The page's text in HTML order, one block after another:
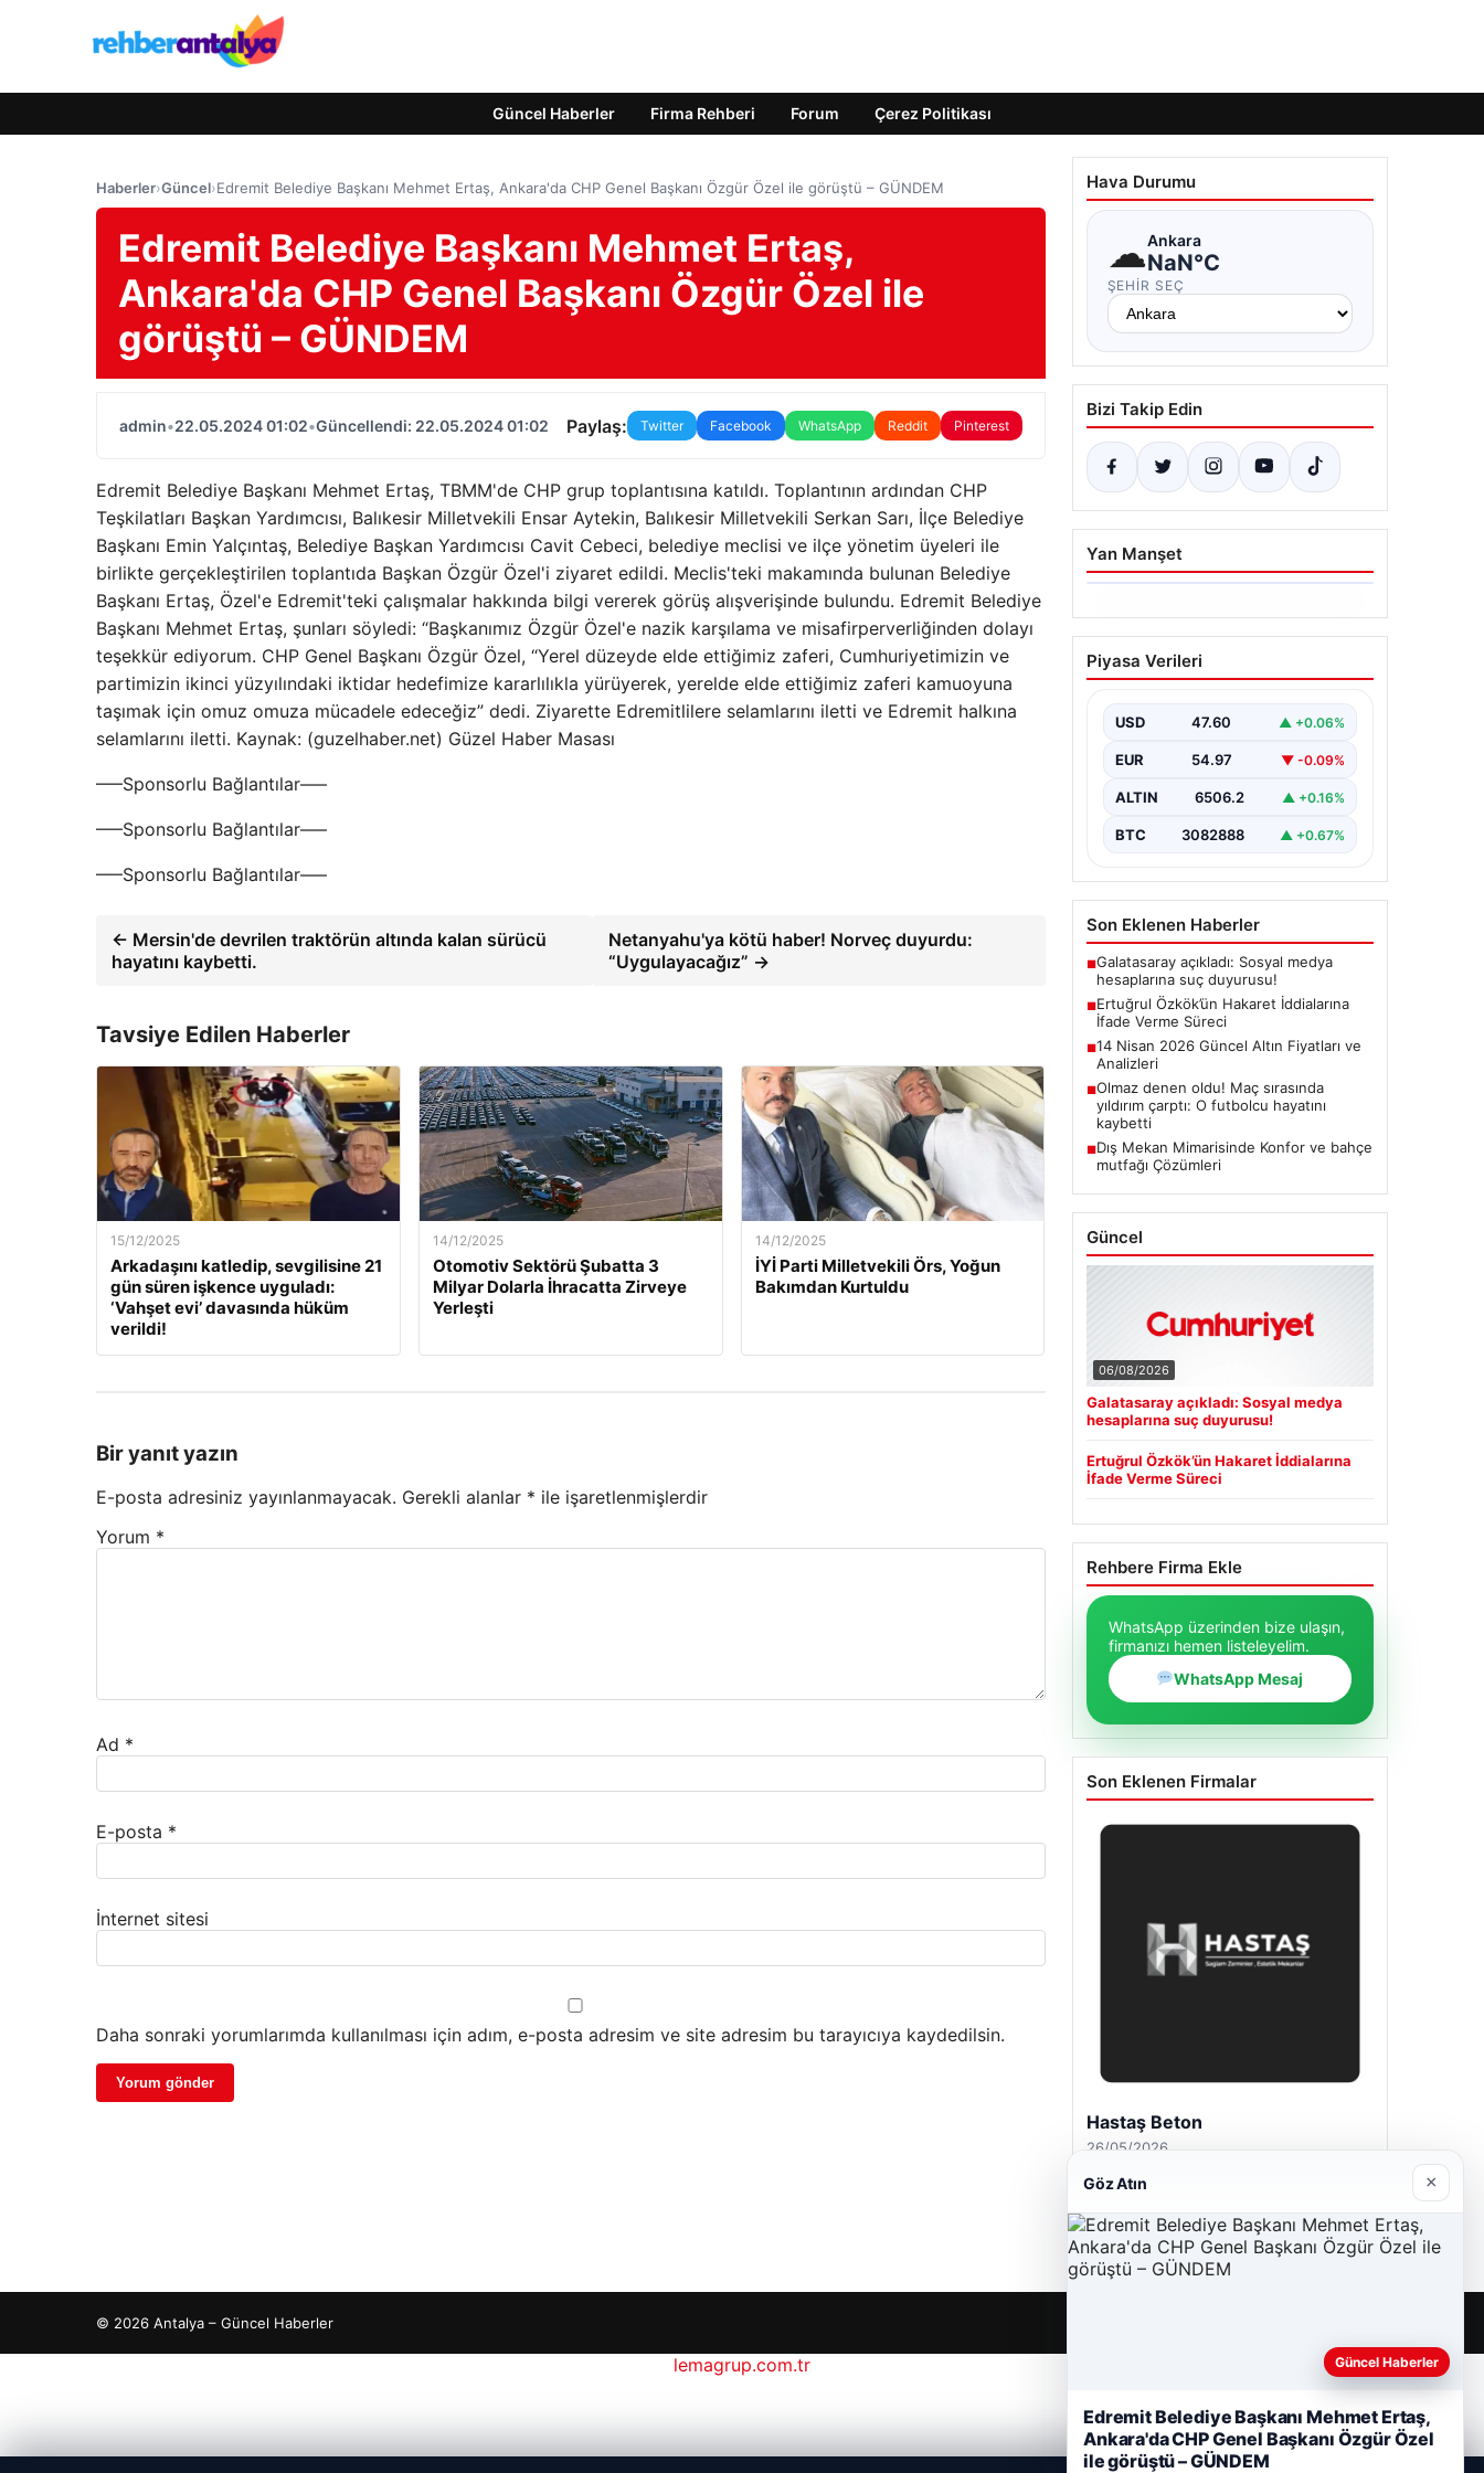
Güncel Haberler Firma Rehberi Forum Çerez Politikası
Haberler›Güncel›Edremit Belediye Başkanı Mehmet Ertaş, Ankara'da CHP Genel Başkanı Özgür Özel ile görüştü – GÜNDEM
Edremit Belediye Başkanı Mehmet Ertaş,
Ankara'da CHP Genel Başkanı Özgür Özel ile
görüştü – GÜNDEM
admin•22.05.2024 01:02•Güncellendi: 22.05.2024 01:02 Paylaş: Twitter Facebook WhatsApp Reddit Pinterest
Edremit Belediye Başkanı Mehmet Ertaş, TBMM'de CHP grup toplantısına katıldı. Toplantının ardından CHP
Teşkilatları Başkan Yardımcısı, Balıkesir Milletvekili Ensar Aytekin, Balıkesir Milletvekili Serkan Sarı, İlçe Belediye
Başkanı Emin Yalçıntaş, Belediye Başkan Yardımcısı Cavit Cebeci, belediye meclisi ve ilçe yönetim üyeleri ile
birlikte gerçekleştirilen toplantıda Başkan Özgür Özel'i ziyaret edildi. Meclis'teki makamında bulunan Belediye
Başkanı Ertaş, Özel'e Edremit'teki çalışmalar hakkında bilgi vererek görüş alışverişinde bulundu. Edremit Belediye
Başkanı Mehmet Ertaş, şunları söyledi: “Başkanımız Özgür Özel'e nazik karşılama ve misafirperverliğinden dolayı
teşekkür ediyorum. CHP Genel Başkanı Özgür Özel, “Yerel düzeyde elde ettiğimiz zaferi, Cumhuriyetimizin ve
partimizin ikinci yüzyılındaki iktidar hedefimize kararlılıkla yürüyerek, yerelde elde ettiğimiz zaferi kamuoyuna
taşımak için omuz omuza mücadele edeceğiz” dedi. Ziyarette Edremitlilere selamlarını iletti ve Edremit halkına
selamlarını iletti. Kaynak: (guzelhaber.net) Güzel Haber Masası
—–Sponsorlu Bağlantılar—–
—–Sponsorlu Bağlantılar—–
—–Sponsorlu Bağlantılar—–
← Mersin'de devrilen traktörün altında kalan sürücü
hayatını kaybetti.
Netanyahu'ya kötü haber! Norveç duyurdu:
“Uygulayacağız” →
Tavsiye Edilen Haberler
15/12/2025
Arkadaşını katledip, sevgilisine 21
gün süren işkence uyguladı:
‘Vahşet evi’ davasında hüküm
verildi!
14/12/2025
Otomotiv Sektörü Şubatta 3
Milyar Dolarla İhracatta Zirveye
Yerleşti
14/12/2025
İYİ Parti Milletvekili Örs, Yoğun
Bakımdan Kurtuldu
Bir yanıt yazın
E-posta adresiniz yayınlanmayacak. Gerekli alanlar * ile işaretlenmişlerdir
Yorum *
Ad *
E-posta *
İnternet sitesi
Daha sonraki yorumlarımda kullanılması için adım, e-posta adresim ve site adresim bu tarayıcıya kaydedilsin.
Hava Durumu
☁Ankara
NaN°C
ŞEHIR SEÇ
Bizi Takip Edin
Yan Manşet
06.08.2026
Ertuğrul Özkök’ün
Hakaret İddialarına İfade
Ünlü gazeteci ve yazar Ertuğrul
iddialarıyla yürütülen soruşturma
Piyasa Verileri
USD 47.60 ▲ +0.06%
EUR 54.97 ▼ -0.09%
ALTIN 6506.2 ▲ +0.16%
BTC 3082888 ▲ +0.67%
Son Eklenen Haberler
■Galatasaray açıkladı: Sosyal medya
hesaplarına suç duyurusu!
■Ertuğrul Özkök’ün Hakaret İddialarına
İfade Verme Süreci
■14 Nisan 2026 Güncel Altın Fiyatları ve
Analizleri
■Olmaz denen oldu! Maç sırasında
yıldırım çarptı: O futbolcu hayatını
kaybetti
■Dış Mekan Mimarisinde Konfor ve bahçe
mutfağı Çözümleri
Güncel
06/08/2026
Galatasaray açıkladı: Sosyal medya
hesaplarına suç duyurusu!
Ertuğrul Özkök’ün Hakaret İddialarına
İfade Verme Süreci
Rehbere Firma Ekle
WhatsApp üzerinden bize ulaşın,
firmanızı hemen listeleyelim.
WhatsApp Mesaj
Son Eklenen Firmalar
Enes Kaplan Avukatlık Bürosu
28/04/2026
© 2026 Antalya – Güncel Haberler
Göz Atın ×
Güncel Haberler
Edremit Belediye Başkanı Mehmet Ertaş,
Ankara'da CHP Genel Başkanı Özgür Özel
ile görüştü – GÜNDEM
lemagrup.com.tr